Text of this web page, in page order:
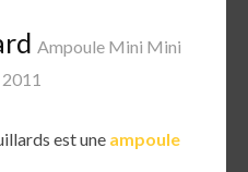
Ampoule Mini Mini
est une ampoule